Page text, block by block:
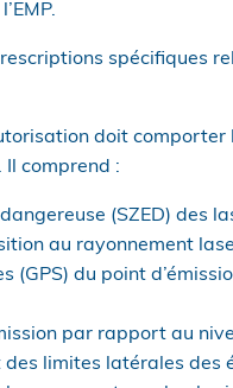
spécifiques
doit
comprend :
(SZED) des
au rayonnement
(GPS) du point
par rapport au
limites latérales des